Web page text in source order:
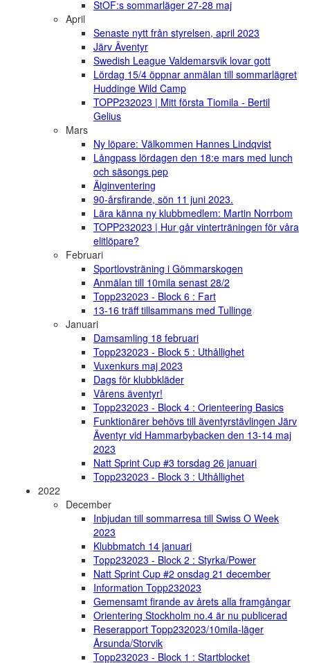
StOF:s sommarläger 27-28 maj
April
Senaste nytt från styrelsen, april 2023
Järv Äventyr
Swedish League Valdemarsvik lovar gott
Lördag 15/4 öppnar anmälan till sommarlägret
Huddinge Wild Camp
TOPP232023 | Mitt första Tiomila - Bertil
Gelius
Mars
Ny löpare: Välkommen Hannes Lindqvist
Långpass lördagen den 18:e mars med lunch
och säsongs pep
Älginventering
90-årsfirande, sön 11 juni 2023.
Lära känna ny klubbmedlem: Martin Norrbom
TOPP232023 | Hur går vinterträningen för våra
elitlöpare?
Februari
Sportlovsträning i Gömmarskogen
Anmälan till 10mila senast 28/2
Topp232023 - Block 6 : Fart
13-16 träff tillsammans med Tullinge
Januari
Damsamling 18 februari
Topp232023 - Block 5 : Uthållighet
Vuxenkurs maj 2023
Dags för klubbkläder
Vårens äventyr!
Topp232023 - Block 4 : Orienteering Basics
Funktionärer behövs till äventyrstävlingen Järv
Äventyr vid Hammarbybacken den 13-14 maj
2023
Natt Sprint Cup #3 torsdag 26 januari
Topp232023 - Block 3 : Uthållighet
2022
December
Inbjudan till sommarresa till Swiss O Week
2023
Klubbmatch 14 januari
Topp232023 - Block 2 : Styrka/Power
Natt Sprint Cup #2 onsdag 21 december
Information Topp232023
Gemensamt firande av årets alla framgångar
Orientering Stockholm no.4 är nu publicerad
Reserapport Topp232023/10mila-läger
Årsunda/Storvik
Topp232023 - Block 1 : Startblocket